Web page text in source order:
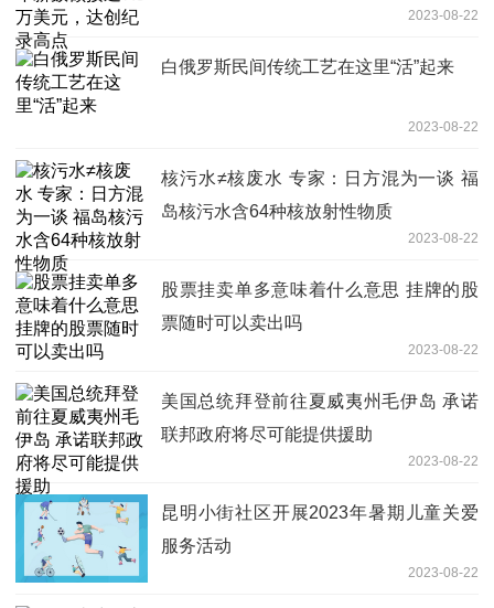
2023-08-22
白俄罗斯民间传统工艺在这里“活”起来
2023-08-22
核污水≠核废水 专家：日方混为一谈 福
岛核污水含64种核放射性物质
2023-08-22
股票挂卖单多意味着什么意思 挂牌的股
票随时可以卖出吗
2023-08-22
美国总统拜登前往夏威夷州毛伊岛 承诺
联邦政府将尽可能提供援助
2023-08-22
昆明小街社区开展2023年暑期儿童关爱
服务活动
2023-08-22